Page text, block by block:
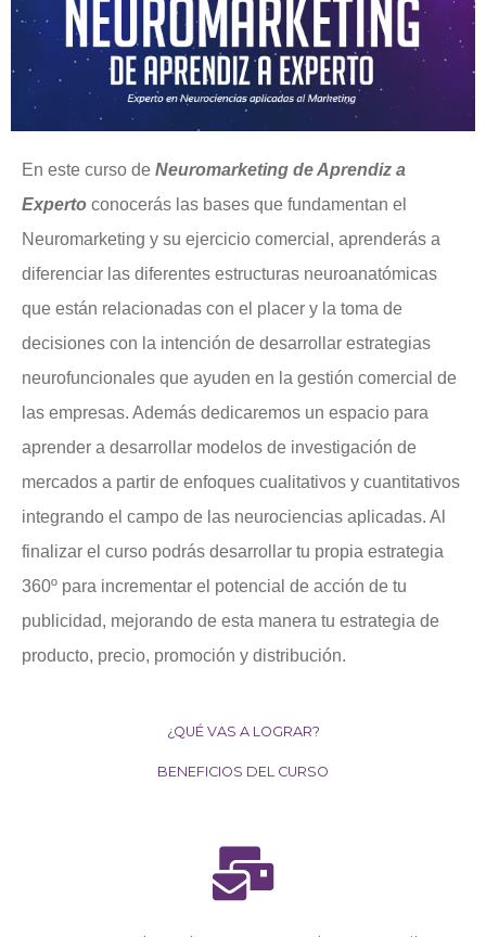
En este curso de Neuromarketing de Aprendiz a
Experto conocerás las bases que fundamentan el
Neuromarketing y su ejercicio comercial, aprenderás a
diferenciar las diferentes estructuras neuroanatómicas
que están relacionadas con el placer y la toma de
decisiones con la intención de desarrollar estrategias
neurofuncionales que ayuden en la gestión comercial de
las empresas. Además dedicaremos un espacio para
aprender a desarrollar modelos de investigación de
mercados a partir de enfoques cualitativos y cuantitativos
integrando el campo de las neurociencias aplicadas. Al
finalizar el curso podrás desarrollar tu propia estrategia
360º para incrementar el potencial de acción de tu
publicidad, mejorando de esta manera tu estrategia de
producto, precio, promoción y distribución.
¿QUÉ VAS A LOGRAR?
BENEFICIOS DEL CURSO